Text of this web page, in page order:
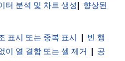
터 분석 및 차트 생성
향상된
표시 또는 중복 표시
빈 행
이 열 결합 또는 셀 제거
공